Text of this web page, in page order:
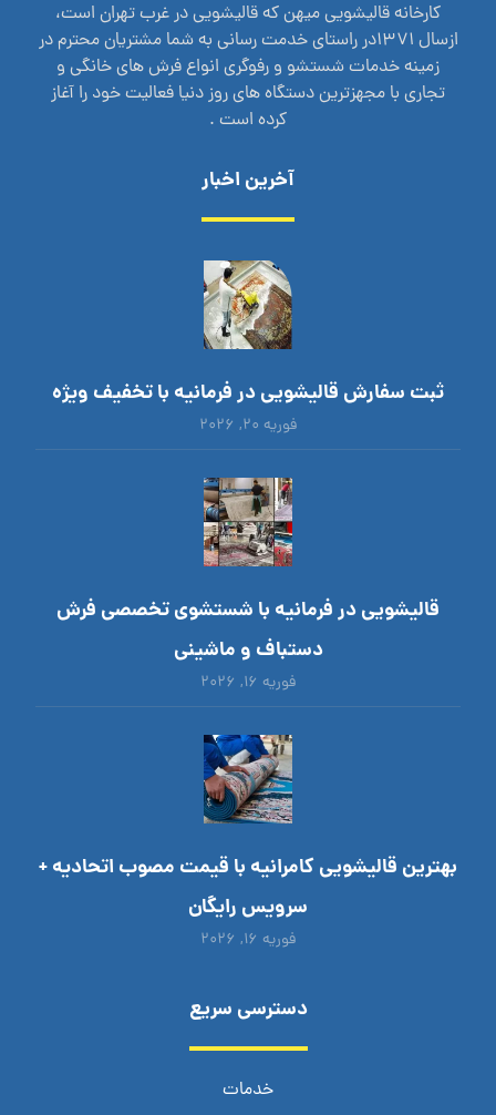
کارخانه قالیشویی میهن که قالیشویی در غرب تهران است،
ازسال 1371در راستای خدمت رسانی به شما مشتریان محترم در
زمینه خدمات شستشو و رفوگری انواع فرش های خانگی و
تجاری با مجهزترین دستگاه های روز دنیا فعالیت خود را آغاز
کرده است .
آخرین اخبار
ثبت سفارش قالیشویی در فرمانیه با تخفیف ویژه
فوریه ۲۰, ۲۰۲۶
قالیشویی در فرمانیه با شستشوی تخصصی فرش
دستباف و ماشینی
فوریه ۱۶, ۲۰۲۶
بهترین قالیشویی کامرانیه با قیمت مصوب اتحادیه +
سرویس رایگان
فوریه ۱۶, ۲۰۲۶
دسترسی سریع
خدمات